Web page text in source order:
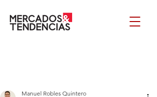
Manuel Robles Quintero